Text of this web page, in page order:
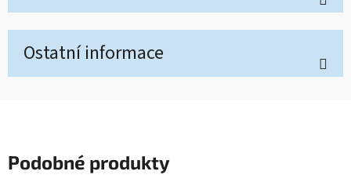
Ostatní informace
Podobné produkty